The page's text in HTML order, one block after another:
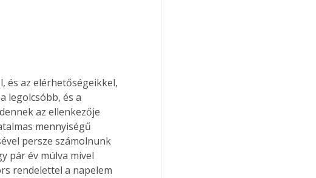
és az elérhetőségeikkel,
legolcsóbb, és a
az ellenkezője
mennyiségű
persze számolnunk
pár év múlva mivel
rendelettel a napelem